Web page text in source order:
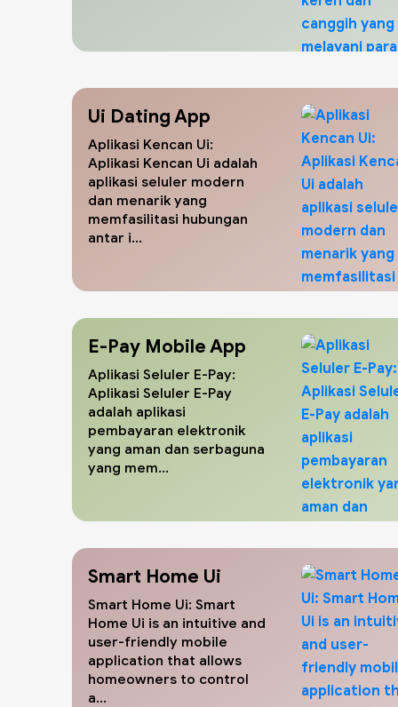
Ui Dating App
Aplikasi Kencan Ui:
Aplikasi Kencan Ui adalah
aplikasi seluler modern
dan menarik yang
memfasilitasi hubungan
antar i...
E-Pay Mobile App
Aplikasi Seluler E-Pay:
Aplikasi Seluler E-Pay
adalah aplikasi
pembayaran elektronik
yang aman dan serbaguna
yang mem...
Smart Home Ui
Smart Home Ui: Smart
Home Ui is an intuitive and
user-friendly mobile
application that allows
homeowners to control
a...